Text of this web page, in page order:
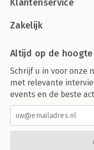
Klantenservice
Zakelijk
Altijd op de hoogte
Schrijf u in voor onze
met relevante
events en de beste